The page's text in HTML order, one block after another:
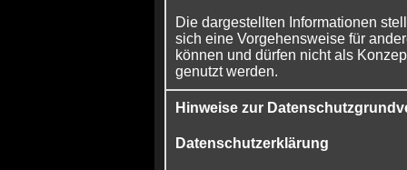
Die dargestellten Informationen
sich eine Vorgehensweise für
können und dürfen nicht als
genutzt werden.
Hinweise zur
Datenschutzerklärung